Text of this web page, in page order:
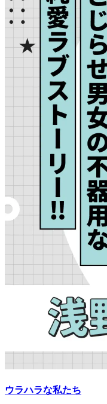
ウラハラな私たち